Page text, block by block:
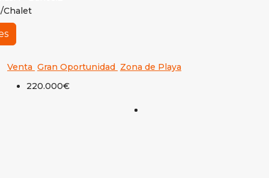
Chalet
Venta Gran Oportunidad Zona de Playa
220.000€